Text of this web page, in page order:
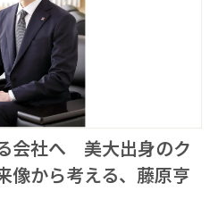
会社へ 美大出身のク
から考える、藤原亨